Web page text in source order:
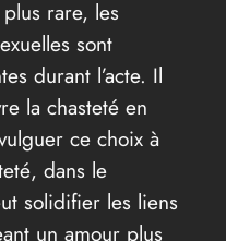
rare, les
sont
durant l’acte. Il
la chasteté en
ce choix à
dans le
solidifier les liens
un amour plus